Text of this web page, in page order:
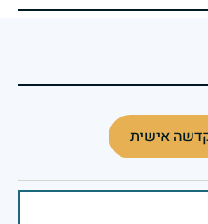
אישית